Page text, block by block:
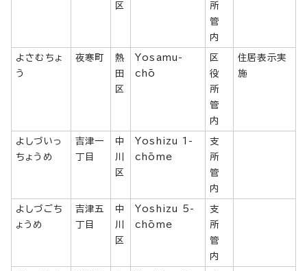
区
所
管
内
よさむちょ
う
夜寒町
熱
田
区
Yosamu-
chō
区
役
所
管
内
住居表示実
施
よしづいっ
ちょうめ
吉津一
丁目
中
川
区
Yoshizu 1-
chōme
支
所
管
内
よしづごち
ょうめ
吉津五
丁目
中
川
区
Yoshizu 5-
chōme
支
所
管
内